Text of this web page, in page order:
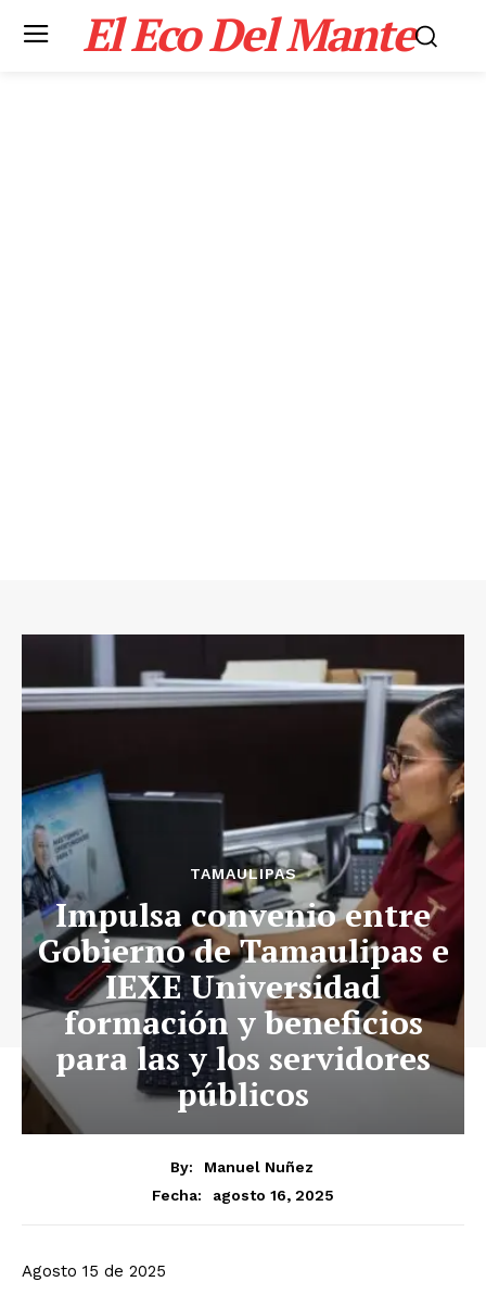
El Eco Del Mante
TAMAULIPAS
Impulsa convenio entre
Gobierno de Tamaulipas e
IEXE Universidad
formación y beneficios
para las y los servidores
públicos
By:
Manuel Nuñez
Fecha:
agosto 16, 2025
Agosto 15 de 2025